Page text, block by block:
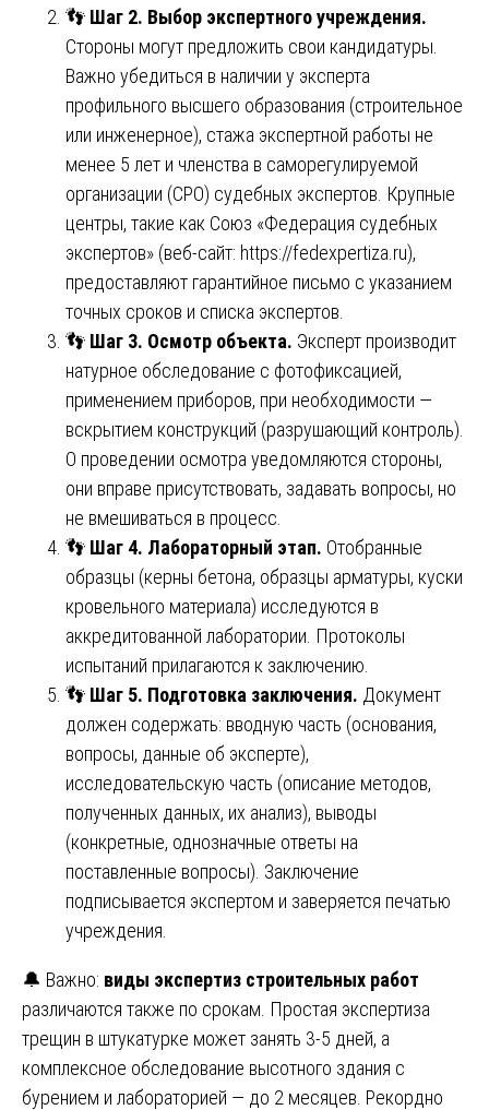
👣 Шаг 2. Выбор экспертного учреждения.
Стороны могут предложить свои кандидатуры.
Важно убедиться в наличии у эксперта
профильного высшего образования (строительное
или инженерное), стажа экспертной работы не
менее 5 лет и членства в саморегулируемой
организации (СРО) судебных экспертов. Крупные
центры, такие как Союз «Федерация судебных
экспертов» (веб-сайт: https://fedexpertiza.ru),
предоставляют гарантийное письмо с указанием
точных сроков и списка экспертов.
👣 Шаг 3. Осмотр объекта. Эксперт производит
натурное обследование с фотофиксацией,
применением приборов, при необходимости —
вскрытием конструкций (разрушающий контроль).
О проведении осмотра уведомляются стороны,
они вправе присутствовать, задавать вопросы, но
не вмешиваться в процесс.
👣 Шаг 4. Лабораторный этап. Отобранные
образцы (керны бетона, образцы арматуры, куски
кровельного материала) исследуются в
аккредитованной лаборатории. Протоколы
испытаний прилагаются к заключению.
👣 Шаг 5. Подготовка заключения. Документ
должен содержать: вводную часть (основания,
вопросы, данные об эксперте),
исследовательскую часть (описание методов,
полученных данных, их анализ), выводы
(конкретные, однозначные ответы на
поставленные вопросы). Заключение
подписывается экспертом и заверяется печатью
учреждения.
🔔 Важно: виды экспертиз строительных работ
различаются также по срокам. Простая экспертиза
трещин в штукатурке может занять 3-5 дней, а
комплексное обследование высотного здания с
бурением и лабораторией — до 2 месяцев. Рекордно